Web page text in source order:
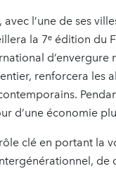
l’une de ses
la 7ᵉ édition du
d’envergure
renforcera les
d’une économie
clé en portant la
de